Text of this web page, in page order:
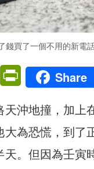
買了一個不用的新電
X PrintFriendly
Share
沖地撞，加上
為恐慌，到了
。但因為壬寅